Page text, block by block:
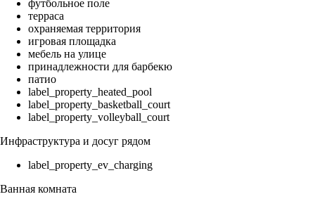
футбольное поле
терраса
охраняемая территория
игровая площадка
мебель на улице
принадлежности для барбекю
патио
label_property_heated_pool
label_property_basketball_court
label_property_volleyball_court
Инфраструктура и досуг рядом
label_property_ev_charging
Ванная комната